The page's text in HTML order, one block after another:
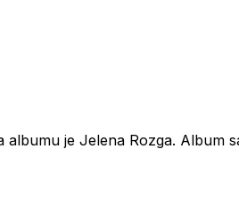
je Jelena Rozga. Album